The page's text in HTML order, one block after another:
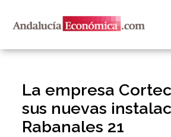
La empresa
sus nuevas
Rabanales 21